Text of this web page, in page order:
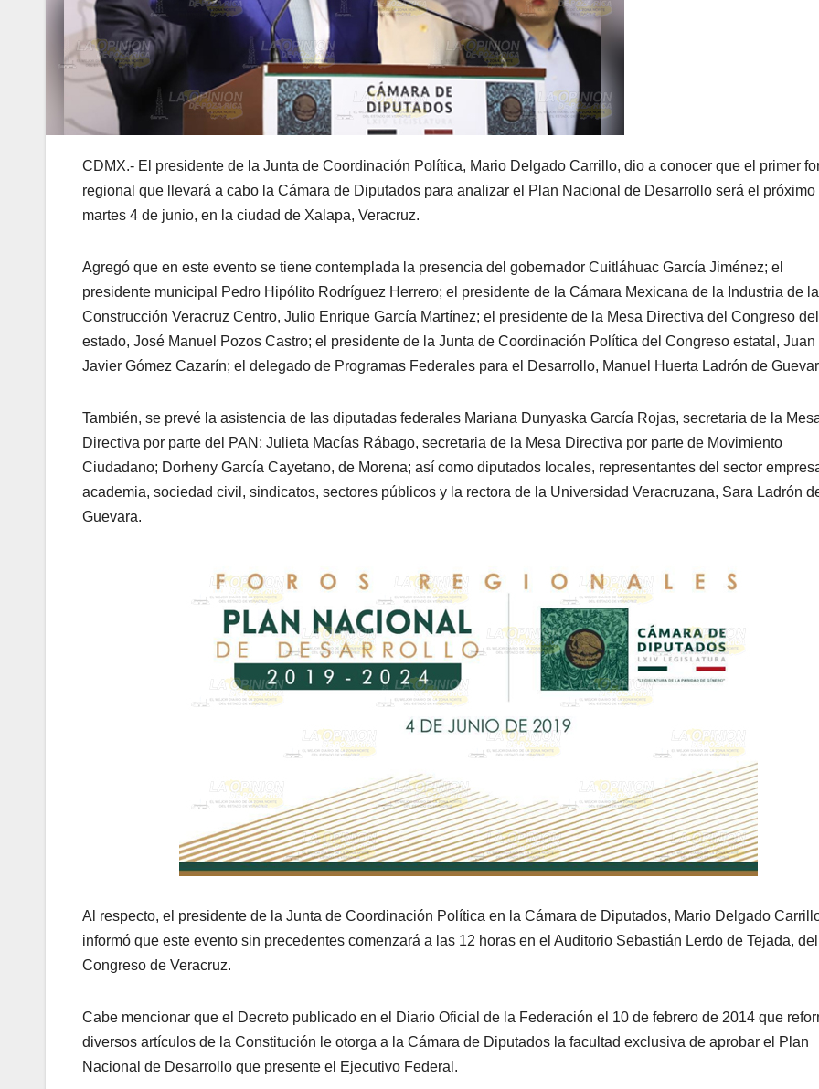
CDMX.- El presidente de la Junta de Coordinación Política, Mario Delgado Carrillo, dio a conocer que el primer
regional que llevará a cabo la Cámara de Diputados para analizar el Plan Nacional de Desarrollo será el próximo
martes 4 de junio, en la ciudad de Xalapa, Veracruz.
Agregó que en este evento se tiene contemplada la presencia del gobernador Cuitláhuac García Jiménez; el
presidente municipal Pedro Hipólito Rodríguez Herrero; el presidente de la Cámara Mexicana de la Industria de la
Construcción Veracruz Centro, Julio Enrique García Martínez; el presidente de la Mesa Directiva del Congreso del
estado, José Manuel Pozos Castro; el presidente de la Junta de Coordinación Política del Congreso estatal, Juan
Javier Gómez Cazarín; el delegado de Programas Federales para el Desarrollo, Manuel Huerta Ladrón de
También, se prevé la asistencia de las diputadas federales Mariana Dunyaska García Rojas, secretaria de la
Directiva por parte del PAN; Julieta Macías Rábago, secretaria de la Mesa Directiva por parte de Movimiento
Ciudadano; Dorheny García Cayetano, de Morena; así como diputados locales, representantes del sector
academia, sociedad civil, sindicatos, sectores públicos y la rectora de la Universidad Veracruzana, Sara Ladrón
Guevara.
Al respecto, el presidente de la Junta de Coordinación Política en la Cámara de Diputados, Mario Delgado
informó que este evento sin precedentes comenzará a las 12 horas en el Auditorio Sebastián Lerdo de Tejada, del
Congreso de Veracruz.
Cabe mencionar que el Decreto publicado en el Diario Oficial de la Federación el 10 de febrero de 2014 que
diversos artículos de la Constitución le otorga a la Cámara de Diputados la facultad exclusiva de aprobar el Plan
Nacional de Desarrollo que presente el Ejecutivo Federal.